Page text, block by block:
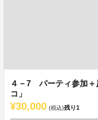
４－7 パーティ参加
コ」
¥30,000 (税込)残り1